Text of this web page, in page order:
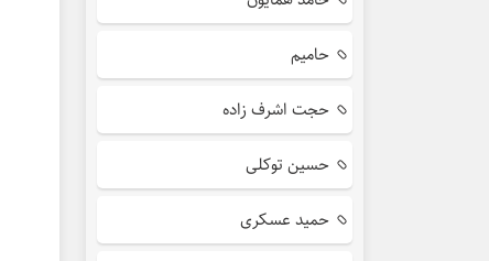
حامیم
حجت اشرف زاده
حسین توکلی
حمید عسکری